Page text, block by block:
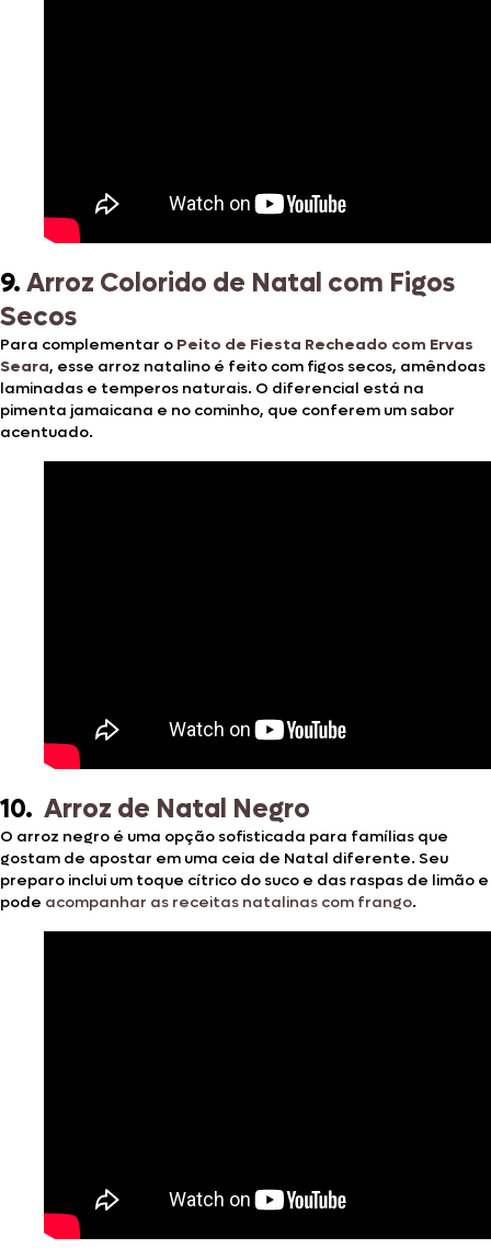
9.Arroz Colorido de Natal com Figos
Secos
Para complementar o Peito de Fiesta Recheado com Ervas
Seara, esse arroz natalino é feito com figos secos, amêndoas
laminadas e temperos naturais. O diferencial está na
pimenta jamaicana e no cominho, que conferem um sabor
acentuado.
10. Arroz de Natal Negro
O arroz negro é uma opção sofisticada para famílias que
gostam de apostar em uma ceia de Natal diferente. Seu
preparo inclui um toque cítrico do suco e das raspas de limão e
pode acompanhar as receitas natalinas com frango.